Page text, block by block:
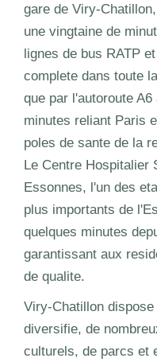
gare de Viry-
une vingtaine de
lignes de bus RATP
complete dans toute
que par l'autoroute
minutes reliant Paris
poles de sante de la
Le Centre Hospitalier
Essonnes, l'un des
plus importants de
quelques minutes
garantissant aux
de qualite.
Viry-Chatillon
diversifie, de
culturels, de parcs et